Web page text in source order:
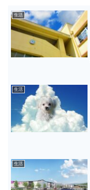
生活
生活
生活